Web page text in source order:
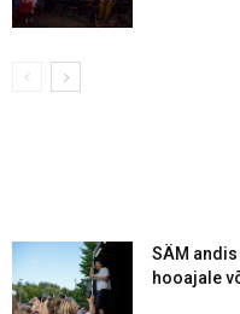
SÄM
hooajale